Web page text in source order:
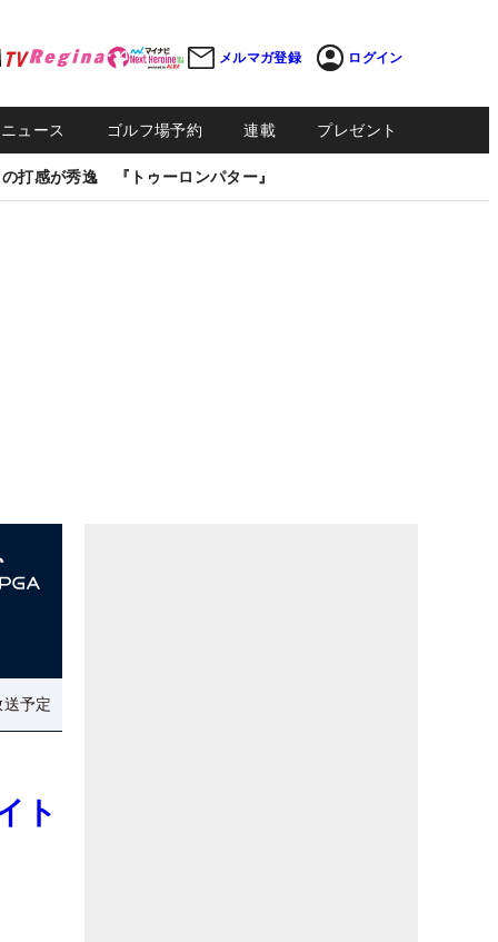
メルマガ登録 ログイン
ュース ゴルフ場予約 連載 プレゼント
打感が秀逸 『トゥーロンパター』
予定
ト